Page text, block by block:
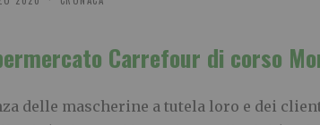
Carrefour di corso
delle mascherine a tutela loro e dei